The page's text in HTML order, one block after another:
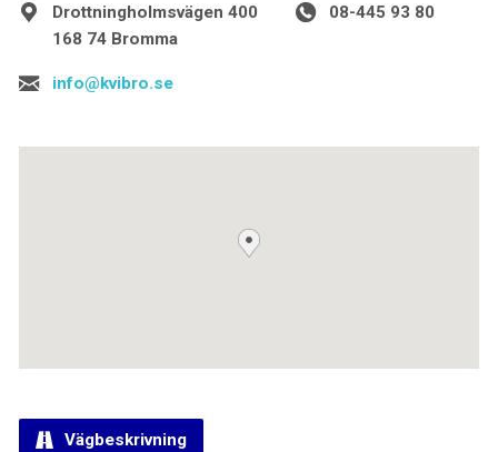
Drottningholmsvägen 400
168 74 Bromma
08-445 93 80
info@kvibro.se
Vägbeskrivning